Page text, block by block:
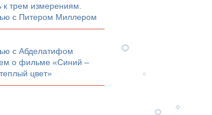
к трем измерениям.
с Питером Миллером
с Абделатифом
о фильме «Синий –
цвет»